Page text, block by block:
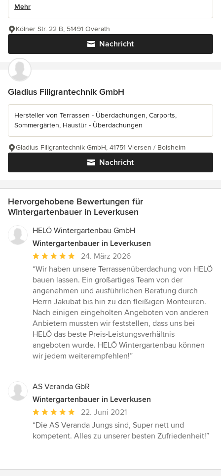
Mehr
Nachricht
Kölner Str. 22 B, 51491 Overath
Gladius Filigrantechnik GmbH
Hersteller von Terrassen - Überdachungen, Carports,
Sommergärten, Haustür - Überdachungen
Nachricht
Gladius Filigrantechnik GmbH, 41751 Viersen / Boisheim
Hervorgehobene Bewertungen für
Wintergartenbauer in Leverkusen
HELÖ Wintergartenbau GmbH
Wintergartenbauer in Leverkusen
Durchschnittliche
Bewertung:
5
von
5
Sternen
24. März 2026
“Wir haben unsere Terrassenüberdachung von HELÖ
bauen lassen. Ein großartiges Team von der
angenehmen und ausführlichen Beratung durch
Herrn Jakubat bis hin zu den fleißigen Monteuren.
Nach einigen eingeholten Angeboten von anderen
Anbietern mussten wir feststellen, dass uns bei
HELÖ das beste Preis-Leistungsverhältnis
angeboten wurde. HELÖ Wintergartenbau können
wir jedem weiterempfehlen!”
AS Veranda GbR
Wintergartenbauer in Leverkusen
Durchschnittliche
Bewertung:
5
22. Juni 2021
“Die AS Veranda Jungs sind, Super nett und
kompetent. Alles zu unserer besten Zufriedenheit!”